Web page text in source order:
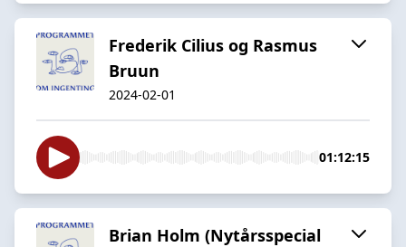
Frederik Cilius og Rasmus
Bruun
2024-02-01
01:12:15
Brian Holm (Nytårsspecial